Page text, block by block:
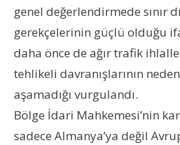
genel değerlendirmede sınır
gerekçelerinin güçlü olduğu
daha önce de ağır trafik
tehlikeli davranışlarının
aşamadığı vurgulandı.
Bölge İdari Mahkemesi’nin
sadece Almanya’ya değil